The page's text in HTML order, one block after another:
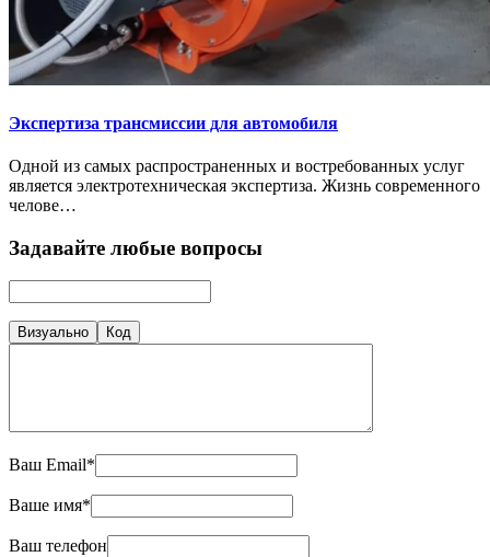
Экспертиза трансмиссии для автомобиля
Одной из самых распространенных и востребованных услуг
является электротехническая экспертиза. Жизнь современного
челове…
Задавайте любые вопросы
Визуально Код
Ваш Email*
Ваше имя*
Ваш телефон